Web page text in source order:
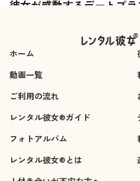
彼女が感動するデートプ
ホーム
動画一覧
ご利用の流れ
レンタル彼女®ガイド
フォトアルバム
レンタル彼女®とは